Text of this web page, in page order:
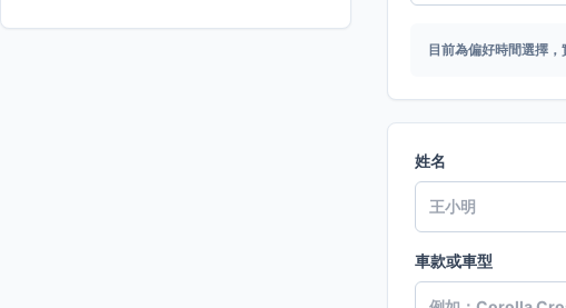
目前為偏好時間選擇
姓名
車款或車型